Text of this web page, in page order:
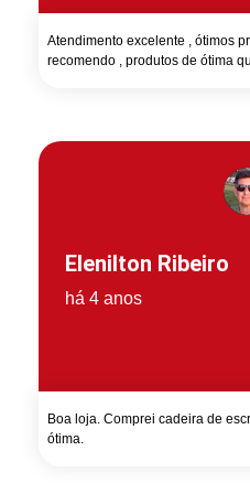
Atendimento excelente , ótimos
recomendo , produtos de ótima
Elenilton Ribeiro
há 4 anos
Boa loja. Comprei cadeira de
ótima.